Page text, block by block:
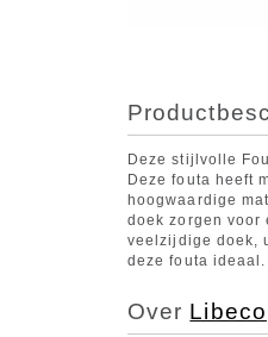
Deze stijlvolle
Deze fouta heeft
hoogwaardige
doek zorgen voor
veelzijdige doek,
deze fouta ideaal.
Over Libeco